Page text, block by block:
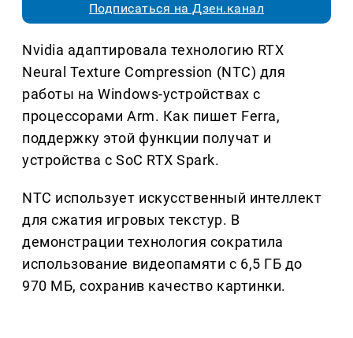
Подписаться на Дзен.канал
Nvidia адаптировала технологию RTX
Neural Texture Compression (NTC) для
работы на Windows-устройствах с
процессорами Arm. Как пишет Ferra,
поддержку этой функции получат и
устройства с SoC RTX Spark.
NTC использует искусственный интеллект
для сжатия игровых текстур. В
демонстрации технология сократила
использование видеопамяти с 6,5 ГБ до
970 МБ, сохранив качество картинки.